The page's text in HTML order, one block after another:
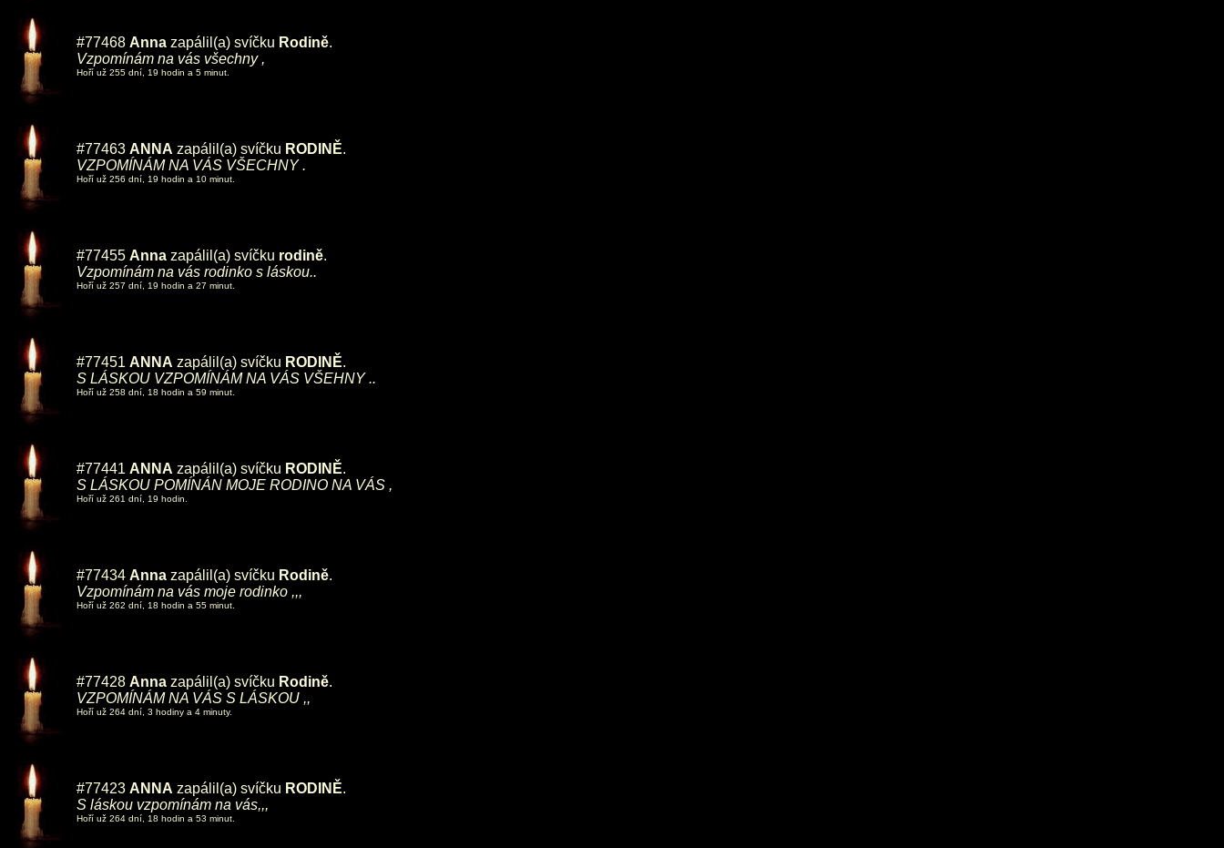
#77468 Anna zapálil(a) svíčku Rodině.
Vzpomínám na vás všechny ,
Hoří už 255 dní, 19 hodin a 5 minut.
#77463 ANNA zapálil(a) svíčku RODINĚ.
VZPOMÍNÁM NA VÁS VŠECHNY .
Hoří už 256 dní, 19 hodin a 10 minut.
#77455 Anna zapálil(a) svíčku rodině.
Vzpomínám na vás rodinko s láskou..
Hoří už 257 dní, 19 hodin a 27 minut.
#77451 ANNA zapálil(a) svíčku RODINĚ.
S LÁSKOU VZPOMÍNÁM NA VÁS VŠEHNY ..
Hoří už 258 dní, 18 hodin a 59 minut.
#77441 ANNA zapálil(a) svíčku RODINĚ.
S LÁSKOU POMÍNÁN MOJE RODINO NA VÁS ,
Hoří už 261 dní, 19 hodin.
#77434 Anna zapálil(a) svíčku Rodině.
Vzpomínám na vás moje rodinko ,,,
Hoří už 262 dní, 18 hodin a 55 minut.
#77428 Anna zapálil(a) svíčku Rodině.
VZPOMÍNÁM NA VÁS S LÁSKOU ,,
Hoří už 264 dní, 3 hodiny a 4 minuty.
#77423 ANNA zapálil(a) svíčku RODINĚ.
S láskou vzpomínám na vás,,,
Hoří už 264 dní, 18 hodin a 53 minut.